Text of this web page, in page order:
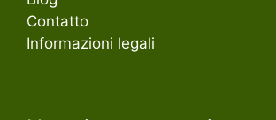
Contatto
Informazioni legali